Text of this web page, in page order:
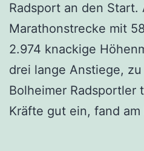
Radsport an den Start.
Marathonstrecke mit
2.974 knackige
drei lange Anstiege,
Bolheimer Radsportler
Kräfte gut ein, fand